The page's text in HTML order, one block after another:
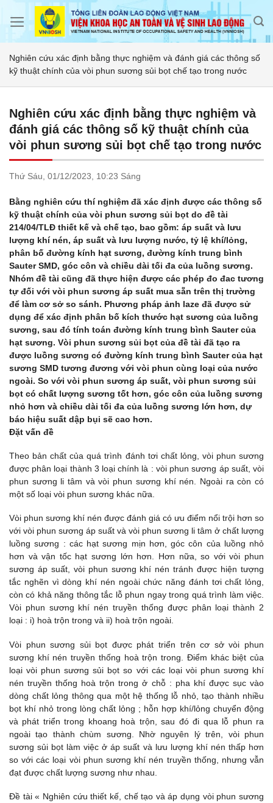
Nghiên cứu xác định bằng thực nghiệm và đánh giá các thông số
kỹ thuật chính của vòi phun sương sủi bọt chế tạo trong nước
Nghiên cứu xác định bằng thực nghiệm và
đánh giá các thông số kỹ thuật chính của
vòi phun sương sủi bọt chế tạo trong nước
Thứ Sáu, 01/12/2023, 10:23 Sáng
Bằng nghiên cứu thí nghiệm đã xác định được các thông số
kỹ thuật chính của vòi phun sương sủi bọt do đề tài
214/04/TLĐ thiết kế và chế tạo, bao gồm: áp suất và lưu
lượng khí nén, áp suất và lưu lượng nước, tỷ lệ khí/lỏng,
phân bố đường kính hạt sương, đường kính trung bình
Sauter SMD, góc côn và chiều dài tối đa của luồng sương.
Nhóm đề tài cũng đã thực hiện được các phép đo đac tương
tự đối với vòi phun sương áp suất mua sẵn trên thị trường
để làm cơ sở so sánh. Phương pháp ảnh laze đã được sử
dụng để xác định phân bố kích thước hạt sương của luồng
sương, sau đó tính toán đường kính trung bình Sauter của
hạt sương. Vòi phun sương sủi bọt của đề tài đã tạo ra
được luồng sương có đường kính trung bình Sauter của hạt
sương SMD tương đương với vòi phun cùng loại của nước
ngoài. So với vòi phun sương áp suất, vòi phun sương sủi
bọt có chất lượng sương tốt hơn, góc côn của luồng sương
nhỏ hơn và chiều dài tối đa của luồng sương lớn hơn, dự
báo hiệu suất dập bụi sẽ cao hơn.
Đặt vấn đề
Theo bản chất của quá trình đánh tơi chất lỏng, vòi phun sương
được phân loại thành 3 loại chính là : vòi phun sương áp suất, vòi
phun sương li tâm và vòi phun sương khí nén. Ngoài ra còn có
một số loại vòi phun sương khác nữa.
Vòi phun sương khí nén được đánh giá có ưu điểm nổi trội hơn so
với vòi phun sương áp suất và vòi phun sương li tâm ở chất lượng
luồng sương : các hạt sương mịn hơn, góc côn của luồng nhỏ
hơn và vận tốc hạt sương lớn hơn. Hơn nữa, so với vòi phun
sương áp suất, vòi phun sương khí nén tránh được hiện tượng
tắc nghẽn vì dòng khí nén ngoài chức năng đánh tơi chất lỏng,
còn có khả năng thông tắc lỗ phun ngay trong quá trình làm việc.
Vòi phun sương khí nén truyền thống được phân loại thành 2
loại : i) hoà trộn trong và ii) hoà trộn ngoài.
Vòi phun sương sủi bọt được phát triển trên cơ sở vòi phun
sương khí nén truyền thống hoà trộn trong. Điểm khác biệt của
loại vòi phun sương sủi bọt so với các loại vòi phun sương khí
nén truyền thống hoà trộn trong ở chỗ : pha khí được sục vào
dòng chất lỏng thông qua một hệ thống lỗ nhỏ, tạo thành nhiều
bọt khí nhỏ trong lòng chất lỏng ; hỗn hợp khí/lỏng chuyển động
và phát triển trong khoang hoà trộn, sau đó đi qua lỗ phun ra
ngoài tạo thành chùm sương. Nhờ nguyên lý trên, vòi phun
sương sủi bọt làm việc ở áp suất và lưu lượng khí nén thấp hơn
so với các loại vòi phun sương khí nén truyền thống, nhưng vẫn
đạt được chất lượng sương như nhau.
Đề tài « Nghiên cứu thiết kế, chế tạo và áp dụng vòi phun sương